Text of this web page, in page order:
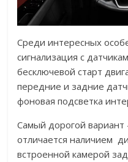
Среди интересных
сигнализация с
бесключевой старт
передние и задние
фоновая подсветка
Самый дорогой
отличается наличием
встроенной камерой